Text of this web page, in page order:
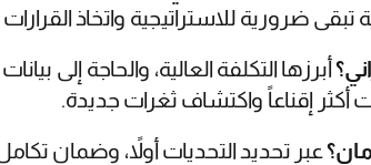
ضرورية للاستراتيجية واتخاذ
أبرزها التكلفة العالية، والحاجة إلى
إقناعاً واكتشاف ثغرات جديدة.
عبر تحديد التحديات أولاً، وضمان